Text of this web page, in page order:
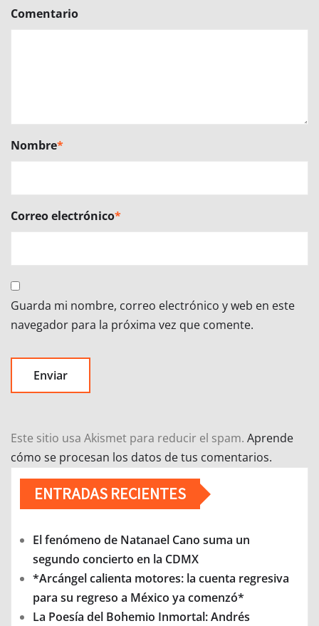
Comentario
Nombre*
Correo electrónico*
Guarda mi nombre, correo electrónico y web en este
navegador para la próxima vez que comente.
Este sitio usa Akismet para reducir el spam. Aprende
cómo se procesan los datos de tus comentarios.
ENTRADAS RECIENTES
El fenómeno de Natanael Cano suma un
segundo concierto en la CDMX
*Arcángel calienta motores: la cuenta regresiva
para su regreso a México ya comenzó*
La Poesía del Bohemio Inmortal: Andrés